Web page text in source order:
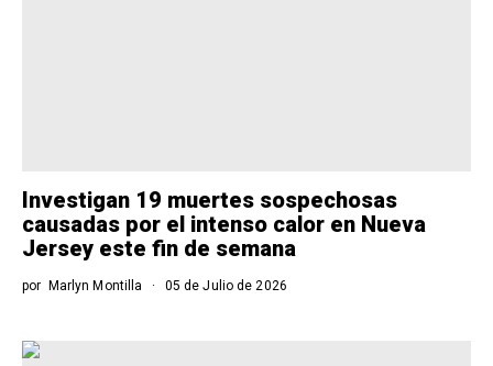
Investigan 19 muertes sospechosas
causadas por el intenso calor en Nueva
Jersey este fin de semana
por Marlyn Montilla 05 de Julio de 2026